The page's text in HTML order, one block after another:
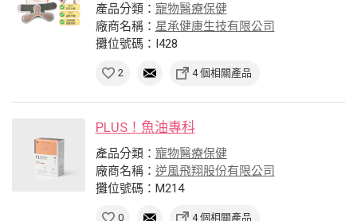
產品分類： 寵物醫療保健
廠商名稱： 星承健康生技有限公司
攤位號碼：I428
2 4 個相關產品
PLUS！魚油專科
產品分類： 寵物醫療保健
廠商名稱： 逆風飛翔股份有限公司
攤位號碼：M214
0 4 個相關產品